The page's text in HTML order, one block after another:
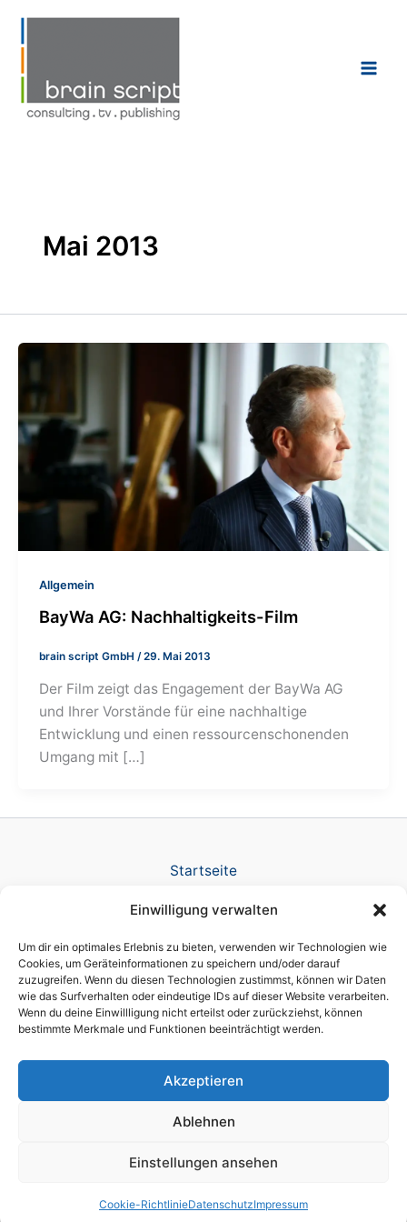
Einwilligung verwalten
Um dir ein optimales Erlebnis zu bieten, verwenden wir Technologien wie
Cookies, um Geräteinformationen zu speichern und/oder darauf
zuzugreifen. Wenn du diesen Technologien zustimmst, können wir Daten
wie das Surfverhalten oder eindeutige IDs auf dieser Website verarbeiten.
Wenn du deine Einwillligung nicht erteilst oder zurückziehst, können
bestimmte Merkmale und Funktionen beeinträchtigt werden.
Akzeptieren
Ablehnen
Einstellungen ansehen
Cookie-RichtlinieDatenschutzImpressum
Mai 2013
Allgemein
BayWa AG: Nachhaltigkeits-Film
brain script GmbH/29. Mai 2013
Der Film zeigt das Engagement der BayWa AG
und Ihrer Vorstände für eine nachhaltige
Entwicklung und einen ressourcenschonenden
Umgang mit […]
Startseite
TV Produktion
News
Referenzen
Awards
Company
Datenschutz
Impressum